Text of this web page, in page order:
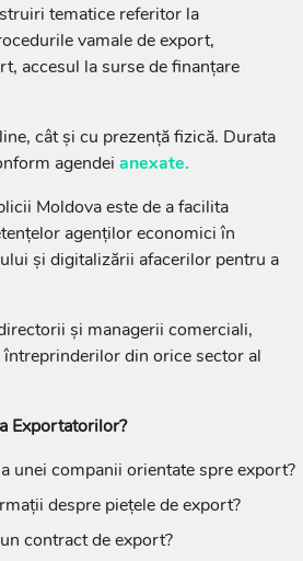
tematice referitor la
vamale de export,
accesul la surse de finanțare
cât și cu prezență fizică. Durata
agendei anexate.
Moldova este de a facilita
agenților economici în
și digitalizării afacerilor pentru a
și managerii comerciali,
din orice sector al
Exportatorilor?
unei companii orientate spre export?
despre piețele de export?
contract de export?